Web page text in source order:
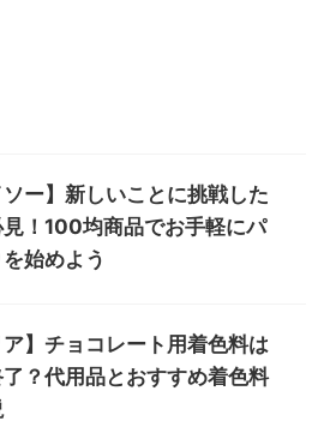
ソー】新しいことに挑戦した
見！100均商品でお手軽にパ
始めよう
ア】チョコレート用着色料は
？代用品とおすすめ着色料